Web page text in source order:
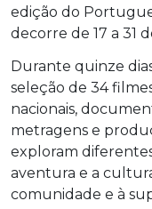
edição do
decorre de 17 a 31
Durante quinze
seleção de 34
nacionais,
metragens e
exploram
aventura e a
comunidade e à